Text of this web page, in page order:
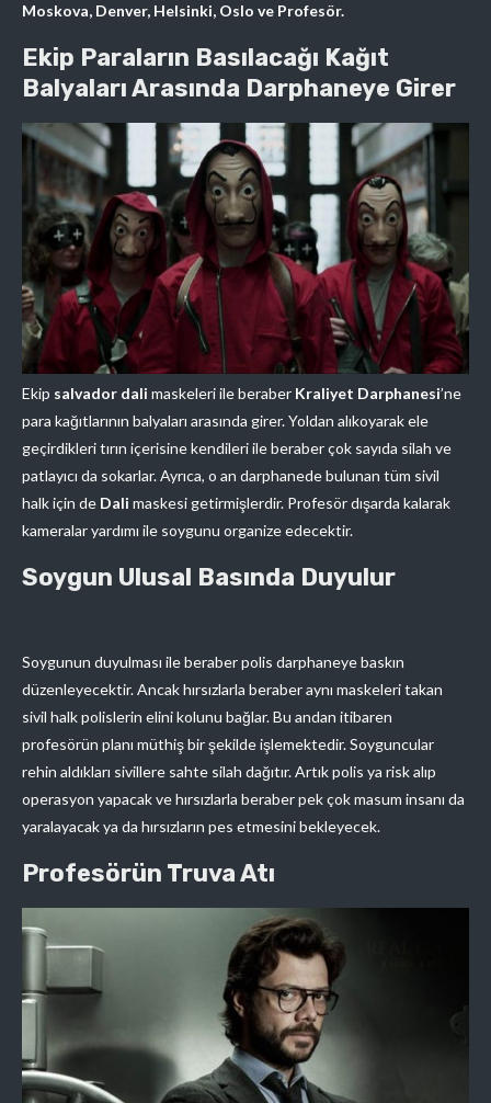
Moskova, Denver, Helsinki, Oslo ve Profesör.
Ekip Paraların Basılacağı Kağıt
Balyaları Arasında Darphaneye Girer
Ekip salvador dali maskeleri ile beraber Kraliyet Darphanesi’ne
para kağıtlarının balyaları arasında girer. Yoldan alıkoyarak ele
geçirdikleri tırın içerisine kendileri ile beraber çok sayıda silah ve
patlayıcı da sokarlar. Ayrıca, o an darphanede bulunan tüm sivil
halk için de Dali maskesi getirmişlerdir. Profesör dışarda kalarak
kameralar yardımı ile soygunu organize edecektir.
Soygun Ulusal Basında Duyulur
Soygunun duyulması ile beraber polis darphaneye baskın
düzenleyecektir. Ancak hırsızlarla beraber aynı maskeleri takan
sivil halk polislerin elini kolunu bağlar. Bu andan itibaren
profesörün planı müthiş bir şekilde işlemektedir. Soyguncular
rehin aldıkları sivillere sahte silah dağıtır. Artık polis ya risk alıp
operasyon yapacak ve hırsızlarla beraber pek çok masum insanı da
yaralayacak ya da hırsızların pes etmesini bekleyecek.
Profesörün Truva Atı